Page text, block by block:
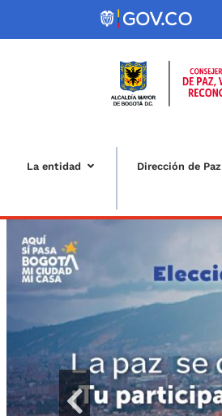
Pasar al contenido principal
La entidad Dirección de Paz